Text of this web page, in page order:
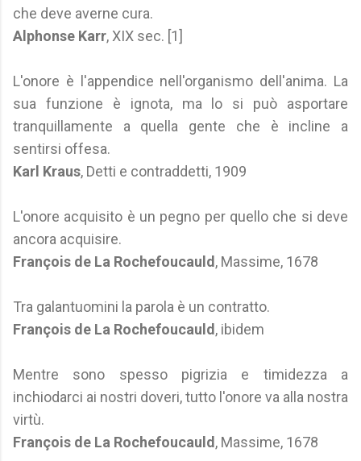
che deve averne cura.
Alphonse Karr, XIX sec. [1]
L'onore è l'appendice nell'organismo dell'anima. La
sua funzione è ignota, ma lo si può asportare
tranquillamente a quella gente che è incline a
sentirsi offesa.
Karl Kraus, Detti e contraddetti, 1909
L'onore acquisito è un pegno per quello che si deve
ancora acquisire.
François de La Rochefoucauld , Massime, 1678
Tra galantuomini la parola è un contratto.
François de La Rochefoucauld , ibidem
Mentre sono spesso pigrizia e timidezza a
inchiodarci ai nostri doveri, tutto l'onore va alla nostra
virtù.
François de La Rochefoucauld , Massime, 1678